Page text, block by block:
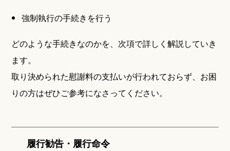
強制執行の手続きを行う
どのような手続きなのかを、次項で詳しく解説していき
ます。
取り決められた慰謝料の支払いが行われておらず、お困
りの方はぜひご参考になさってください。
履行勧告・履行命令